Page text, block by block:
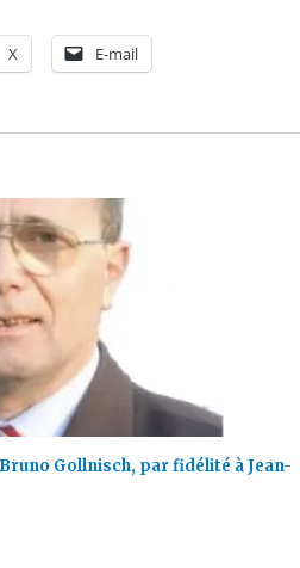
X E-mail
Gollnisch, par fidélité à Jean-